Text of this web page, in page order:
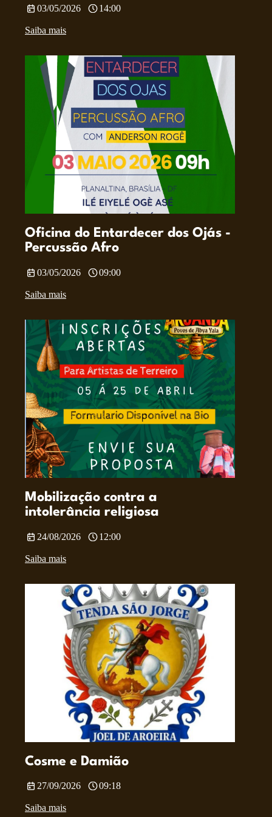
03/05/2026 14:00
Saiba mais
Oficina do Entardecer dos Ojás -
Percussão Afro
03/05/2026 09:00
Saiba mais
Mobilização contra a
intolerância religiosa
24/08/2026 12:00
Saiba mais
Cosme e Damião
27/09/2026 09:18
Saiba mais